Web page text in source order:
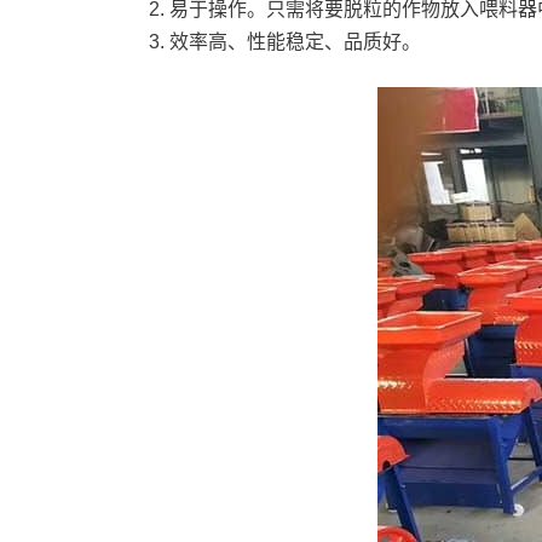
易于操作。只需将要脱粒的作物放入喂料器
效率高、性能稳定、品质好。